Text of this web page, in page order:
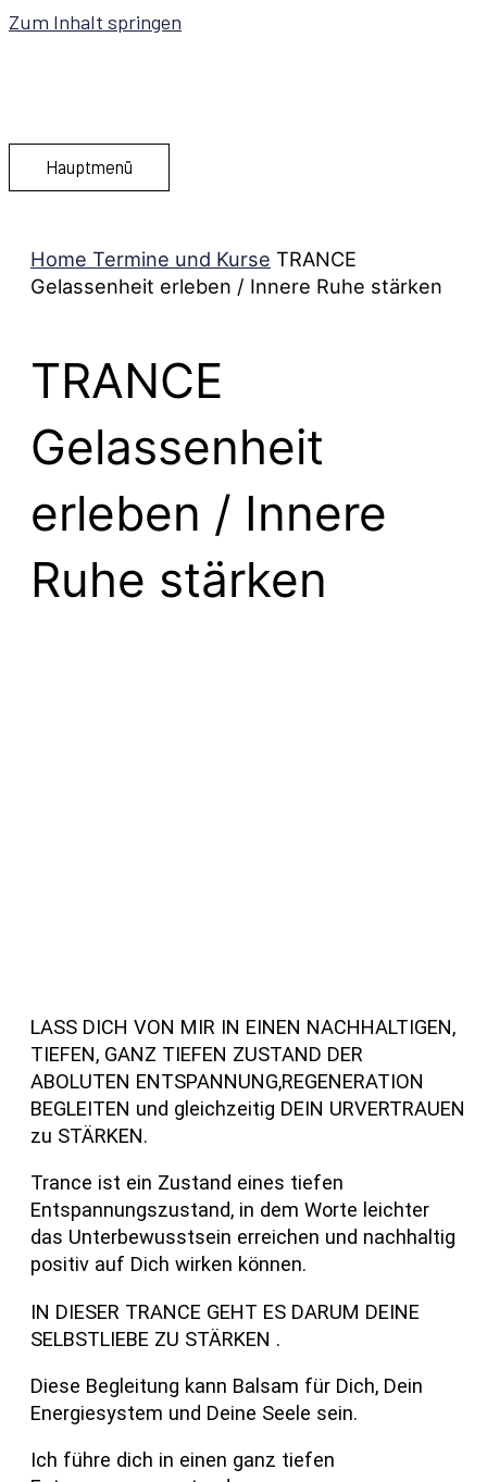
Zum Inhalt springen
Hauptmenü
Home Termine und Kurse TRANCE
Gelassenheit erleben / Innere Ruhe stärken
TRANCE
Gelassenheit
erleben / Innere
Ruhe stärken
LASS DICH VON MIR IN EINEN NACHHALTIGEN,
TIEFEN, GANZ TIEFEN ZUSTAND DER
ABOLUTEN ENTSPANNUNG,REGENERATION
BEGLEITEN und gleichzeitig DEIN URVERTRAUEN
zu STÄRKEN.
Trance ist ein Zustand eines tiefen
Entspannungszustand, in dem Worte leichter
das Unterbewusstsein erreichen und nachhaltig
positiv auf Dich wirken können.
IN DIESER TRANCE GEHT ES DARUM DEINE
SELBSTLIEBE ZU STÄRKEN .
Diese Begleitung kann Balsam für Dich, Dein
Energiesystem und Deine Seele sein.
Ich führe dich in einen ganz tiefen